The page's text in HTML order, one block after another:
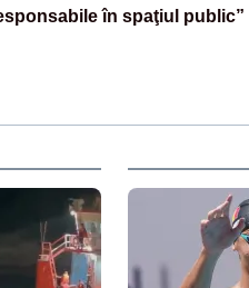
în spaţiul public”